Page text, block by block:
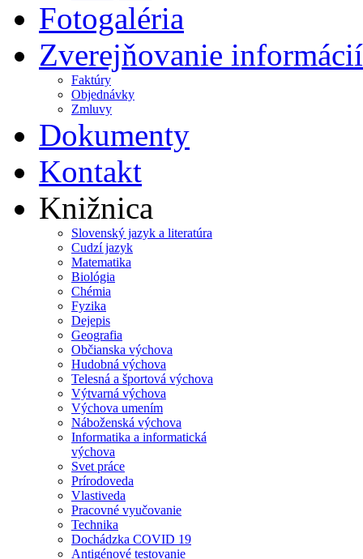
Fotogaléria
Zverejňovanie informácií
Faktúry
Objednávky
Zmluvy
Dokumenty
Kontakt
Knižnica
Slovenský jazyk a literatúra
Cudzí jazyk
Matematika
Biológia
Chémia
Fyzika
Dejepis
Geografia
Občianska výchova
Hudobná výchova
Telesná a športová výchova
Výtvarná výchova
Výchova umením
Náboženská výchova
Informatika a informatická
výchova
Svet práce
Prírodoveda
Vlastiveda
Pracovné vyučovanie
Technika
Dochádzka COVID 19
Antigénové testovanie